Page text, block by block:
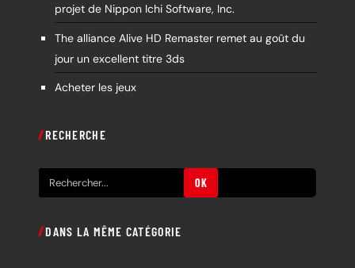
projet de Nippon Ichi Software, Inc.
The alliance Alive HD Remaster remet au goût du
jour un excellent titre 3ds
Acheter les jeux
RECHERCHE
e
h
OK
DANS LA MÊME CATÉGORIE